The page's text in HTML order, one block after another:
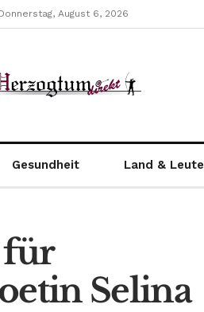
August 6, 2026
Gesundheit Land & Leute
für
Selina